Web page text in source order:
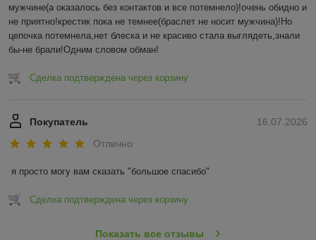
мужчине(а оказалось без контактов и все потемнело)!очень обидно и
не приятно!крестик пока не темнее(браслет не носит мужчина)!Но
цепочка потемнела,нет блеска и не красиво стала выглядеть,знали
бы-не брали!Одним словом обман!
Сделка подтверждена через корзину
16.07.2026
Покупатель
Отлично
я просто могу вам сказать "большое спасибо"
Сделка подтверждена через корзину
Показать все отзывы